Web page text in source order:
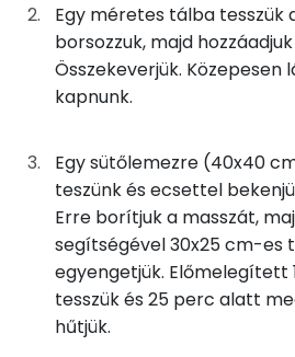
18gfinomliszt
14gtojás
0g só
Töltelék
63gtehéntúró
10g
Foszfor
Cink
Kálcium
Magnézium
TOP vitaminok
Riboflavin - B2 vitamin:
Egy méretes tálba tesszük
borsozzuk, majd
Összekeverjük. Közepesen
kapnunk.
Egy sütőlemezre (40x40
teszünk és ecsettel
Erre borítjuk a masszát,
segítségével 30x25 cm-es
egyengetjük. Előmelegített
tesszük és 25 perc alatt
hűtjük.